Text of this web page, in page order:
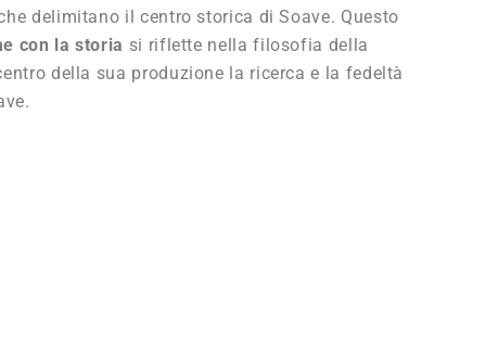
delimitano il centro storica di Soave. Questo
con la storia si riflette nella filosofia della
della sua produzione la ricerca e la fedeltà